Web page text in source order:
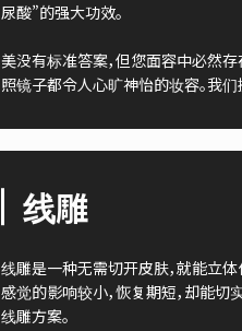
尿酸”的强大功效。
美没有标准答案，但您面容中必然
照镜子都令人心旷神怡的妆容。我
线雕
线雕是一种无需切开皮肤，就能立
感觉的影响较小，恢复期短，却能
线雕方案。